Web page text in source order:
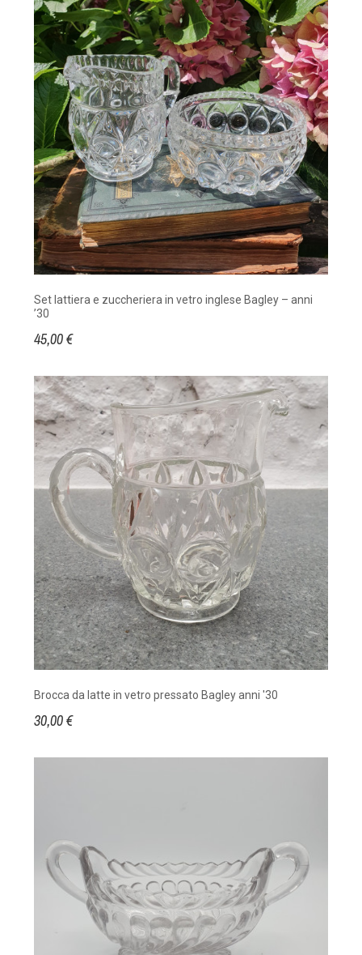
Set lattiera e zuccheriera in vetro inglese Bagley – anni
’30
45,00 €
Brocca da latte in vetro pressato Bagley anni '30
30,00 €